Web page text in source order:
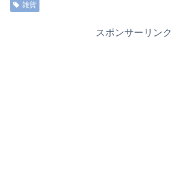
雑貨
スポンサーリンク